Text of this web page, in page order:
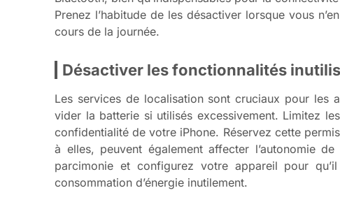
Prenez l’habitude de les désactiver lorsque vous
cours de la journée.
Désactiver les fonctionnalités
Les services de localisation sont cruciaux pour les
vider la batterie si utilisés excessivement. Limitez
confidentialité de votre iPhone. Réservez cette
à elles, peuvent également affecter l’autonomie
parcimonie et configurez votre appareil pour
consommation d’énergie inutilement.